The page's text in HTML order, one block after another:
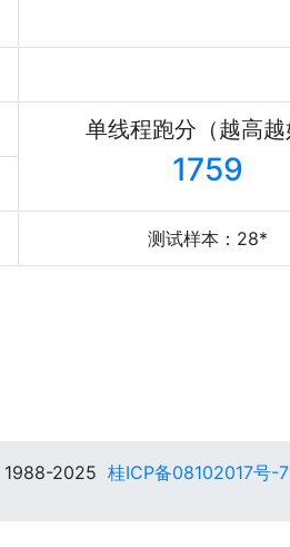
单线程跑分（越高
1759
测试样本：28*
2025 桂ICP备08102017号-7